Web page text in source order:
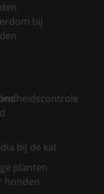
bij
bij de kat
planten
honden